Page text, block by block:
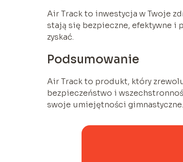
Air Track to inwestycja w Twoje
stają się bezpieczne, efektywne i
zyskać.
Podsumowanie
Air Track to produkt, który
bezpieczeństwo i
swoje umiejętności